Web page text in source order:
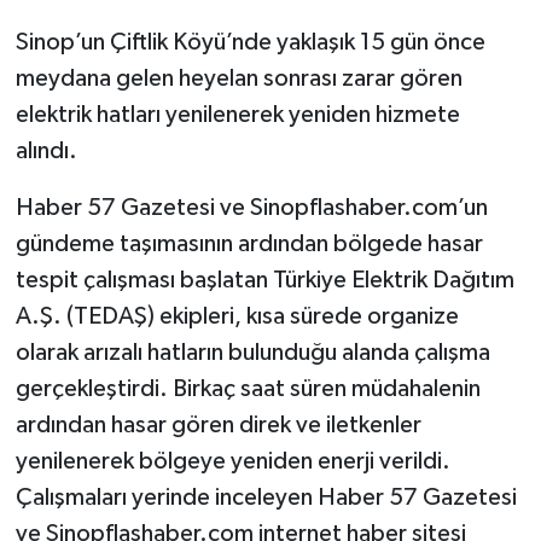
Sinop’un Çiftlik Köyü’nde yaklaşık 15 gün önce
meydana gelen heyelan sonrası zarar gören
elektrik hatları yenilenerek yeniden hizmete
alındı.
Haber 57 Gazetesi ve Sinopflashaber.com’un
gündeme taşımasının ardından bölgede hasar
tespit çalışması başlatan Türkiye Elektrik Dağıtım
A.Ş. (TEDAŞ) ekipleri, kısa sürede organize
olarak arızalı hatların bulunduğu alanda çalışma
gerçekleştirdi. Birkaç saat süren müdahalenin
ardından hasar gören direk ve iletkenler
yenilenerek bölgeye yeniden enerji verildi.
Çalışmaları yerinde inceleyen Haber 57 Gazetesi
ve Sinopflashaber.com internet haber sitesi